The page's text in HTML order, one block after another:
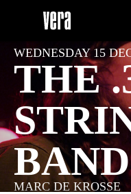
WEDNESDAY 15
THE
BAND
MARC DE KROSSE